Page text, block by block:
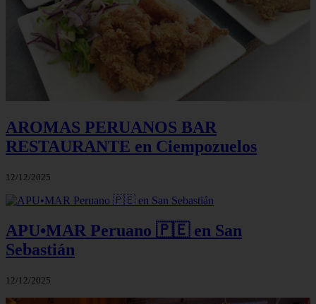
AROMAS PERUANOS BAR
RESTAURANTE en Ciempozuelos
12/12/2025
APU•MAR Peruano 🇵🇪 en San
Sebastián
12/12/2025